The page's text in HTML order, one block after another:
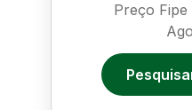
Preço Fipe